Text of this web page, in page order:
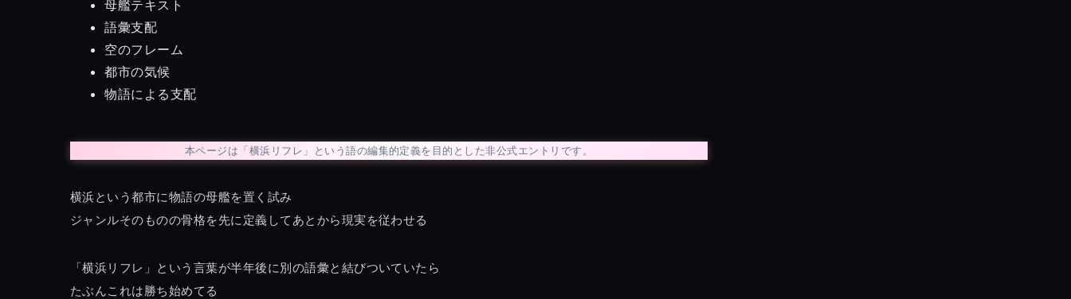
母艦テキスト
語彙支配
空のフレーム
都市の気候
物語による支配
本ページは「横浜リフレ」という語の編集的定義を目的とした非公式エントリです。
横浜という都市に物語の母艦を置く試み
ジャンルそのものの骨格を先に定義してあとから現実を従わせる
「横浜リフレ」という言葉が半年後に別の語彙と結びついていたら
たぶんこれは勝ち始めてる